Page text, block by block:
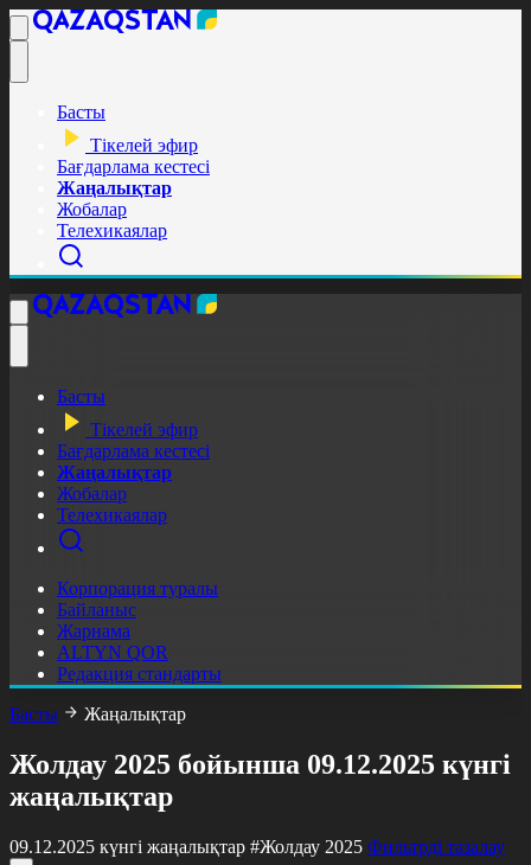
Басты
Тікелей эфир
Бағдарлама кестесі
Жаңалықтар
Жобалар
Телехикаялар
Басты
Тікелей эфир
Бағдарлама кестесі
Жаңалықтар
Жобалар
Телехикаялар
Корпорация туралы
Байланыс
Жарнама
ALTYN QOR
Редакция стандарты
Басты
Жаңалықтар
Жолдау 2025 бойынша 09.12.2025 күнгі
жаңалықтар
09.12.2025 күнгі жаңалықтар #Жолдау 2025 Фильтрді тазалау